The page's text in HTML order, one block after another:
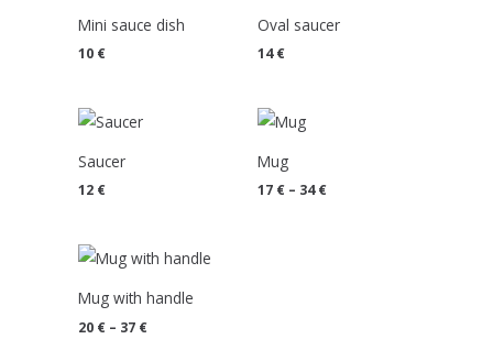
Mini sauce dish
10 €
Oval saucer
14€
Saucer
12 €
Mug
17 € – 34€34 €
Mug with handle
20 € – 37 €
Price
range:
through
37 €